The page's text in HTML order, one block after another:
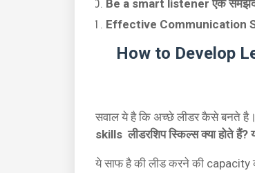
Be a smart listener एक
Effective Communication
How to Develop
सवाल ये है कि अच्छे लीडर कैसे बनते
skills लीडरशिप स्किल्स क्या होते हैं?
ये साफ है की लीड करने की capacity